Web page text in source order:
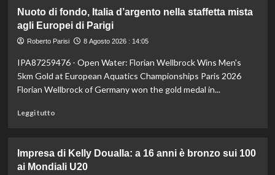
Nuoto di fondo, Italia d’argento nella staffetta mista
agli Europei di Parigi
Roberto Parisi 8 Agosto 2026 : 14:05
IPA87259476 - Open Water: Florian Wellbrock Wins Men's
5km Gold at European Aquatics Championships Paris 2026
Florian Wellbrock of Germany won the gold medal in...
Leggi tuttoLeggi
Nuoto
di
Impresa di Kelly Doualla: a 16 anni è bronzo sui 100
ai Mondiali U20